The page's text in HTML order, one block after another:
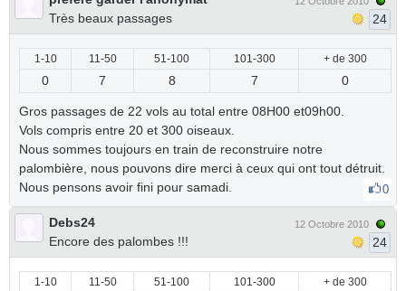
Très beaux passages
24
1-10 11-50 51-100 101-300 + de 300
0 7 8 7 0
Gros passages de 22 vols au total entre 08H00 et09h00.
Vols compris entre 20 et 300 oiseaux.
Nous sommes toujours en train de reconstruire notre
palombière, nous pouvons dire merci à ceux qui ont tout détruit.
Nous pensons avoir fini pour samadi.
0
Debs24
Encore des palombes !!!
12 Octobre 2010
24
1-10 11-50 51-100 101-300 + de 300